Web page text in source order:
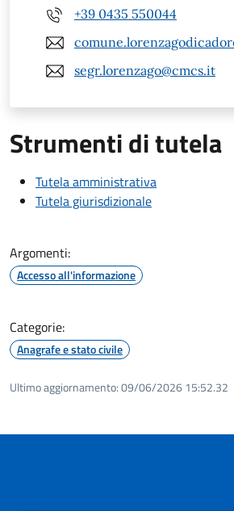
+39 0435 550044
segr.lorenzago@cmcs.it
Strumenti di tutela
Tutela amministrativa
Tutela giurisdizionale
Argomenti:
Accesso all'informazione
Categorie:
Anagrafe e stato civile
Ultimo aggiornamento:09/06/2026 15:52.32